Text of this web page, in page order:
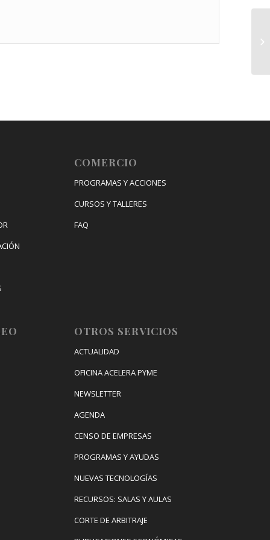
COMERCIO
PROGRAMAS Y ACCIONES
CURSOS Y TALLERES
FAQ
OTROS SERVICIOS
ACTUALIDAD
OFICINA ACELERA PYME
NEWSLETTER
AGENDA
CENSO DE EMPRESAS
PROGRAMAS Y AYUDAS
NUEVAS TECNOLOGÍAS
RECURSOS: SALAS Y AULAS
CORTE DE ARBITRAJE